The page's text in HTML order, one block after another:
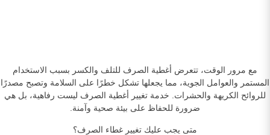
مع مرور الوقت، تتعرض أغطية الصرف للتلف والكسر بسبب الاستخدام
المستمر والعوامل الجوية، مما يجعلها تشكل خطرًا على السلامة وتصبح مصدرًا
للروائح الكريهة والحشرات. خدمة تغيير أغطية الصرف ليست رفاهية، بل هي
ضرورة للحفاظ على بيئة صحية وآمنة.
متى يجب عليك تغيير غطاء الصرف؟